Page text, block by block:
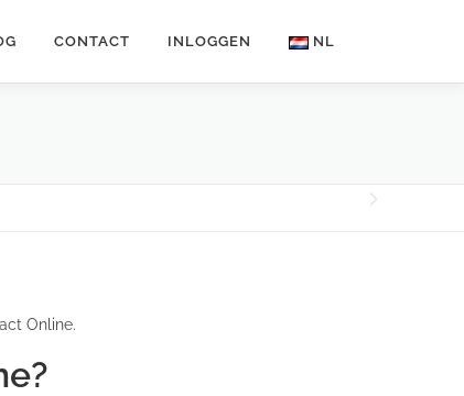
CONTACT INLOGGEN NL
Online.